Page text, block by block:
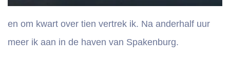
en om kwart over tien vertrek ik. Na anderhalf uur
meer ik aan in de haven van Spakenburg.